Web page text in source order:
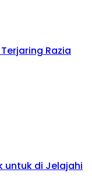
Razia
untuk di Jelajahi